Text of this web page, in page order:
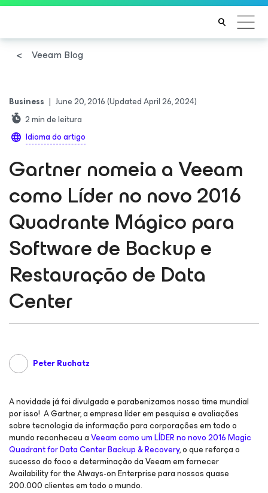
Veeam Blog
Business | June 20, 2016(Updated April 26, 2024)
2min de leitura
Idioma do artigo
Gartner nomeia a Veeam
como Líder no novo 2016
Quadrante Mágico para
Software de Backup e
Restauração de Data
Center
Peter Ruchatz
A novidade já foi divulgada e parabenizamos nosso time mundial
por isso! A Gartner, a empresa líder em pesquisa e avaliações
sobre tecnologia de informação para corporações em todo o
mundo reconheceu aVeeam como um LÍDER no novo 2016 Magic
Quadrant for Data Center Backup & Recovery, o que reforça o
sucesso do foco e determinação da Veeam em fornecer
Availability for the Always-on Enterprise para nossos quase
200.000 clientes em todo o mundo.